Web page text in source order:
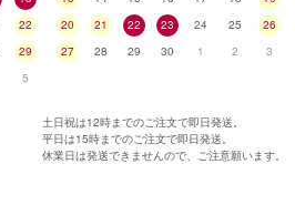
22
29
5
20
21 22 23 24 25
26
27
28 29 30 1 2 3
土日祝は12時までのご注文で即日発送。
平日は15時までのご注文で即日発送。
休業日は発送できませんので、ご注意願います。